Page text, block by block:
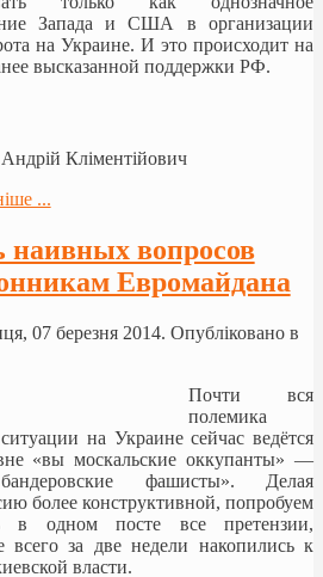
Запада и США в организации
на Украине. И это происходит на
высказанной поддержки РФ.
Кліментійович
...
наивных вопросов
Евромайдана
07 березня 2014. Опубліковано в
Почти вся
полемика
на Украине сейчас ведётся
«вы москальские оккупанты» —
фашисты». Делая
более конструктивной, попробуем
в одном посте все претензии,
всего за две недели накопились к
власти.